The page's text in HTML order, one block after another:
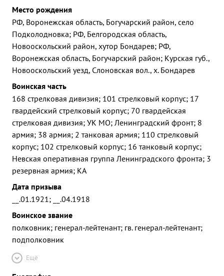
Место рождения
РФ, Воронежская область, Богучарский район, село
Подколодновка; РФ, Белгородская область,
Новооскольский район, хутор Бондарев; РФ,
Воронежская область, Богучарский район; Курская губ.,
Новооскольский уезд, Слоновская вол., х. Бондарев
Воинская часть
168 стрелковая дивизия; 101 стрелковый корпус; 17
гвардейский стрелковый корпус; 70 гвардейская
стрелковая дивизия; УК МО; Ленинградский фронт; 8
армия; 38 армия; 2 танковая армия; 110 стрелковый
корпус; 102 стрелковый корпус; 16 танковый корпус;
Невская оперативная группа Ленинградского фронта; 3
резервная армия; КА
Дата призыва
__.01.1921; __.04.1918
Воинское звание
полковник; генерал-лейтенант; гв. генерал-лейтенант;
подполковник
Ещё